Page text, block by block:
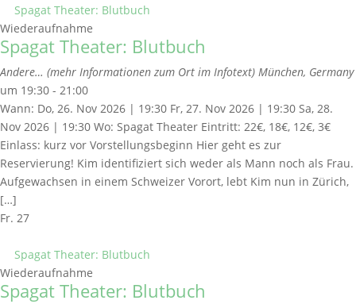
Spagat Theater: Blutbuch
Wiederaufnahme
Spagat Theater: Blutbuch
Andere… (mehr Informationen zum Ort im Infotext) München, Germany
um 19:30 - 21:00
Wann: Do, 26. Nov 2026 | 19:30 Fr, 27. Nov 2026 | 19:30 Sa, 28.
Nov 2026 | 19:30 Wo: Spagat Theater Eintritt: 22€, 18€, 12€, 3€
Einlass: kurz vor Vorstellungsbeginn Hier geht es zur
Reservierung! Kim identifiziert sich weder als Mann noch als Frau.
Aufgewachsen in einem Schweizer Vorort, lebt Kim nun in Zürich,
[…]
Fr. 27
Spagat Theater: Blutbuch
Wiederaufnahme
Spagat Theater: Blutbuch